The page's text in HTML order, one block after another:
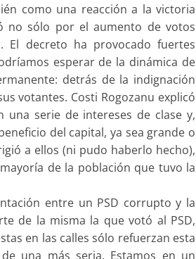
como una reacción a la victoria
no sólo por el aumento de votos
decreto ha provocado fuertes
esperar de la dinámica de
detrás de la indignación
votantes. Costi Rogozanu explicó
una serie de intereses de clase y,
del capital, ya sea grande o
a ellos (ni pudo haberlo hecho),
de la población que tuvo la
entre un PSD corrupto y la
de la misma la que votó al PSD,
en las calles sólo refuerzan esta
una más seria. Estamos en un